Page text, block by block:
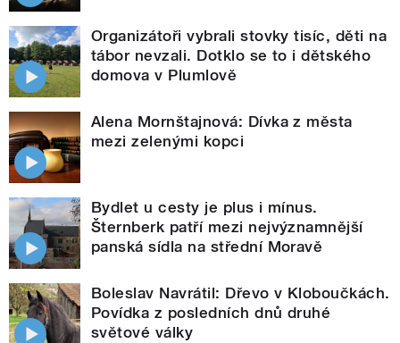
Organizátoři vybrali stovky tisíc, děti na
tábor nevzali. Dotklo se to i dětského
domova v Plumlově
Alena Mornštajnová: Dívka z města
mezi zelenými kopci
Bydlet u cesty je plus i mínus.
Šternberk patří mezi nejvýznamnější
panská sídla na střední Moravě
Boleslav Navrátil: Dřevo v Kloboučkách.
Povídka z posledních dnů druhé
světové války